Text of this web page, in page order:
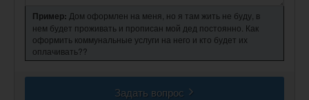
Пример: Дом оформлен на меня, но я там жить не буду, в
нем будет проживать и прописан мой дед постоянно. Как
оформить коммунальные услуги на него и кто будет их
оплачивать??
Задать вопрос